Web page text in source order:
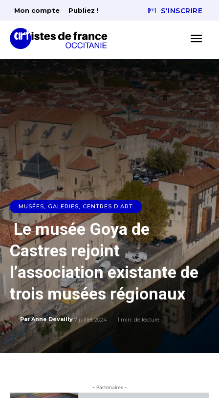
Mon compte Publiez ! S'INSCRIRE
MUSÉES, GALERIES, CENTRES D'ART
Le musée Goya de
Castres rejoint
l’association existante de
trois musées régionaux
Par Anne Devailly 7 juillet 2024 1 min. de lecture
- Partenaires -